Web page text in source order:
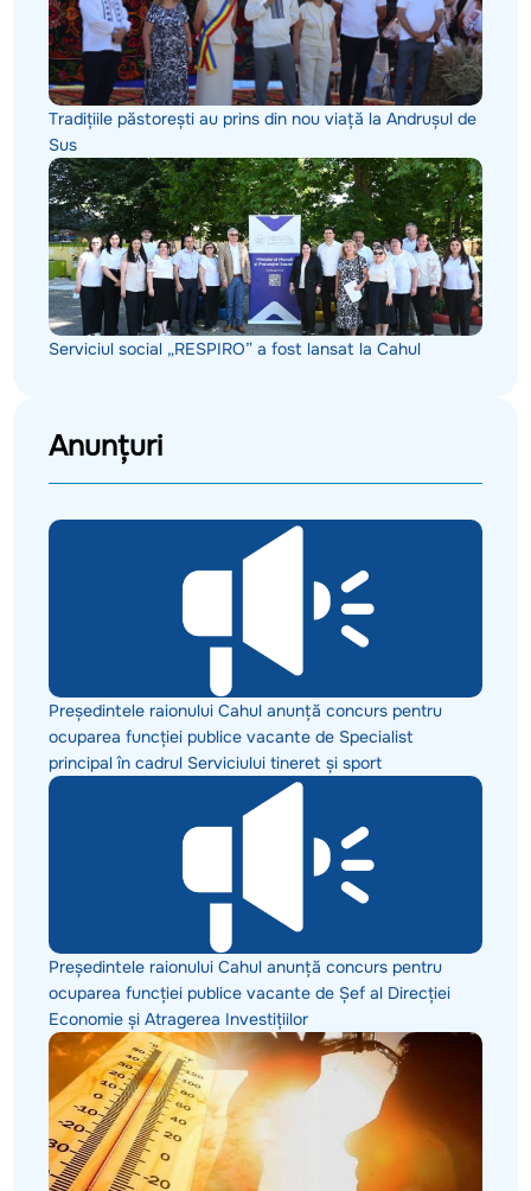
Tradițiile păstorești au prins din nou viață la Andrușul de
Sus
Serviciul social „RESPIRO” a fost lansat la Cahul
Anunțuri
Președintele raionului Cahul anunță concurs pentru
ocuparea funcției publice vacante de Specialist
principal în cadrul Serviciului tineret și sport
Președintele raionului Cahul anunță concurs pentru
ocuparea funcției publice vacante de Șef al Direcției
Economie și Atragerea Investițiilor